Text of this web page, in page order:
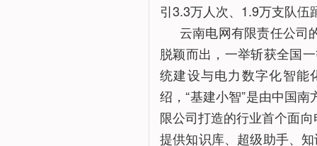
引3.3万人次、1.9万支队
云南电网有限责任公司
脱颖而出，一举斩获全国
统建设与电力数字化智能
绍，“基建小智”是由中国
限公司打造的行业首个面
提供知识库、超级助手、